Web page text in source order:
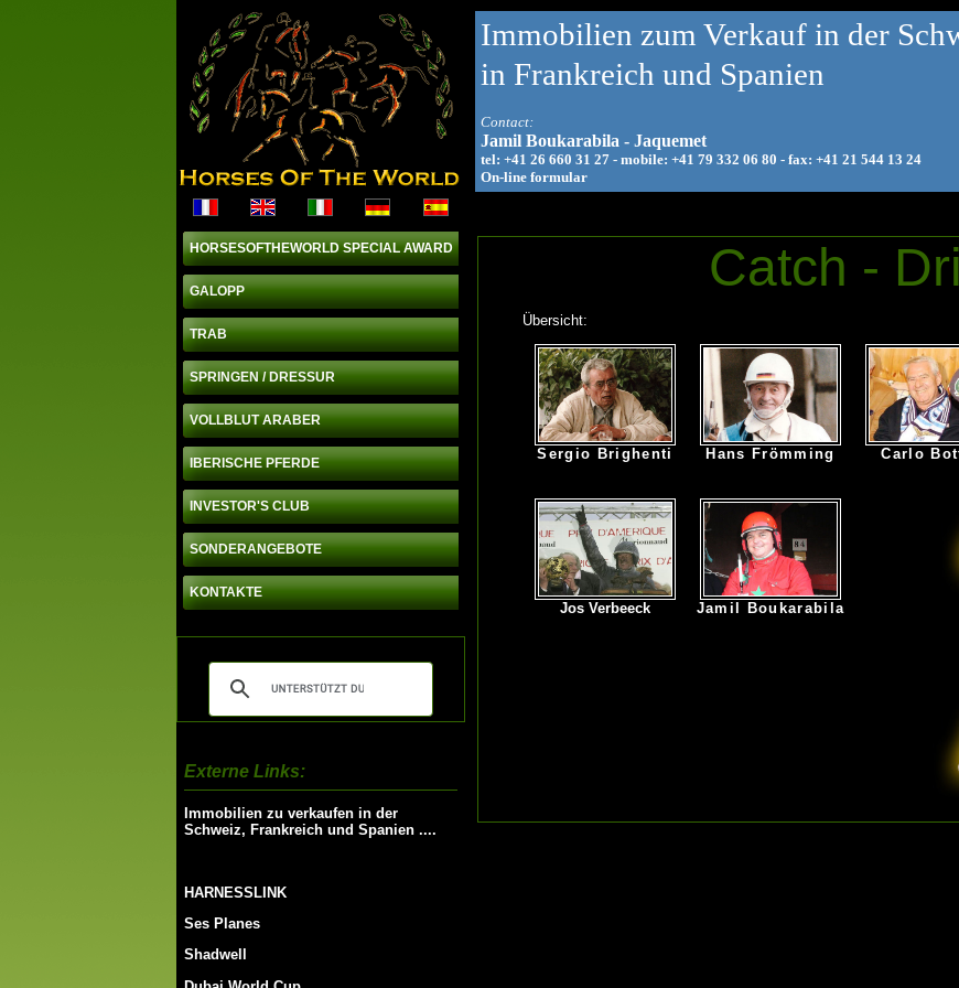
HORSESOFTHEWORLD SPECIAL AWARD
GALOPP
TRAB
SPRINGEN / DRESSUR
VOLLBLUT ARABER
IBERISCHE PFERDE
INVESTOR'S CLUB
SONDERANGEBOTE
KONTAKTE
Externe Links:
Immobilien zu verkaufen in der
Schweiz, Frankreich und Spanien ....
HARNESSLINK
Ses Planes
Shadwell
Immobilien zum Verkauf in der
in Frankreich und Spanien
Contact:
Jamil Boukarabila - Jaquemet
tel: +41 26 660 31 27 - mobile: +41 79 332 06 80 - fax: +41 21 544 13 24
On-line formular
Catch -
Übersicht:
Sergio Brighenti Hans Frömming Carlo
Jos Verbeeck Jamil Boukarabila